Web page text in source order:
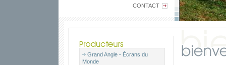
CONTACT
Grand Angle - Écrans du
Monde